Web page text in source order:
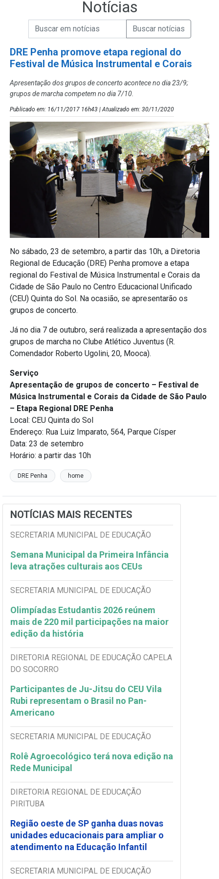
Notícias
Campo de Busca de Notícias
Campo de Busca de informaçõesEnviar a Busca de Notícias
DRE Penha promove etapa regional do
Festival de Música Instrumental e Corais
Apresentação dos grupos de concerto acontece no dia 23/9;
grupos de marcha competem no dia 7/10.
Publicado em: 16/11/2017 16h43 | Atualizado em: 30/11/2020
No sábado, 23 de setembro, a partir das 10h, a Diretoria
Regional de Educação (DRE) Penha promove a etapa
regional do Festival de Música Instrumental e Corais da
Cidade de São Paulo no Centro Educacional Unificado
(CEU) Quinta do Sol. Na ocasião, se apresentarão os
grupos de concerto.
Já no dia 7 de outubro, será realizada a apresentação dos
grupos de marcha no Clube Atlético Juventus (R.
Comendador Roberto Ugolini, 20, Mooca).
Serviço
Apresentação de grupos de concerto – Festival de
Música Instrumental e Corais da Cidade de São Paulo
– Etapa Regional DRE Penha
Local: CEU Quinta do Sol
Endereço: Rua Luiz Imparato, 564, Parque Císper
Data: 23 de setembro
Horário: a partir das 10h
DRE Penha home
NOTÍCIAS MAIS RECENTES
SECRETARIA MUNICIPAL DE EDUCAÇÃO
Semana Municipal da Primeira Infância
leva atrações culturais aos CEUs
SECRETARIA MUNICIPAL DE EDUCAÇÃO
Olimpíadas Estudantis 2026 reúnem
mais de 220 mil participações na maior
edição da história
DIRETORIA REGIONAL DE EDUCAÇÃO CAPELA
DO SOCORRO
Participantes de Ju-Jitsu do CEU Vila
Rubi representam o Brasil no Pan-
Americano
SECRETARIA MUNICIPAL DE EDUCAÇÃO
Rolê Agroecológico terá nova edição na
Rede Municipal
DIRETORIA REGIONAL DE EDUCAÇÃO
PIRITUBA
Região oeste de SP ganha duas novas
unidades educacionais para ampliar o
atendimento na Educação Infantil
SECRETARIA MUNICIPAL DE EDUCAÇÃO